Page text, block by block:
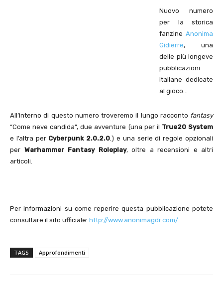
Nuovo numero
per la storica
fanzine Anonima
Gidierre, una
delle più longeve
pubblicazioni
italiane dedicate
al gioco…
All’interno di questo numero troveremo il lungo racconto fantasy
“Come neve candida”, due avventure (una per il True20 System
e l’altra per Cyberpunk 2.0.2.0.) e una serie di regole opzionali
per Warhammer Fantasy Roleplay, oltre a recensioni e altri
articoli.
Per informazioni su come reperire questa pubblicazione potete
consultare il sito ufficiale: http://www.anonimagdr.com/.
TAGS Approfondimenti